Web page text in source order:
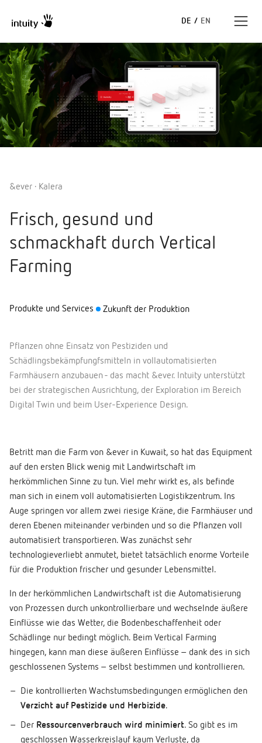
DE / EN
Expertise
Erfolgsgeschichten
Insights
&ever · Kalera
Frisch, gesund und
schmackhaft durch Vertical
Farming
Produkte und Services Zukunft der Produktion
Pflanzen ohne Einsatz von Pestiziden und
Schädlingsbekämpfungfsmitteln in vollautomatisierten
Farmhäusern anzubauen - das macht &ever. Intuity unterstützt
bei der strategischen Ausrichtung, der Exploration im Bereich
Digital Twin und beim User-Experience Design.
Betritt man die Farm von &ever in Kuwait, so hat das Equipment
auf den ersten Blick wenig mit Landwirtschaft im
herkömmlichen Sinne zu tun. Viel mehr wirkt es, als befinde
man sich in einem voll automatisierten Logistikzentrum. Ins
Auge springen vor allem zwei riesige Kräne, die Farmhäuser und
deren Ebenen miteinander verbinden und so die Pflanzen voll
automatisiert transportieren. Was zunächst sehr
technologieverliebt anmutet, bietet tatsächlich enorme Vorteile
für die Produktion frischer und gesunder Lebensmittel.
In der herkömmlichen Landwirtschaft ist die Automatisierung
von Prozessen durch unkontrollierbare und wechselnde äußere
Einflüsse wie das Wetter, die Bodenbeschaffenheit oder
Schädlinge nur bedingt möglich. Beim Vertical Farming
hingegen, kann man diese äußeren Einflüsse – dank des in sich
geschlossenen Systems – selbst bestimmen und kontrollieren.
Die kontrollierten Wachstumsbedingungen ermöglichen den
Verzicht auf Pestizide und Herbizide.
Der Ressourcenverbrauch wird minimiert. So gibt es im
geschlossen Wasserkreislauf kaum Verluste, da